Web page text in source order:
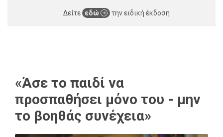
Δείτε εδώ την ειδική έκδοση
«Άσε το παιδί να
προσπαθήσει μόνο του - μην
το βοηθάς συνέχεια»